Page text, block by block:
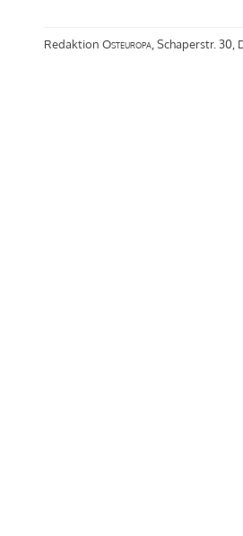
Redaktion Osteuropa, Schaperstr. 30,